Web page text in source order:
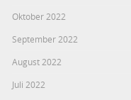
Oktober 2022
September 2022
August 2022
Juli 2022